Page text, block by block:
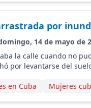
por
14 de mayo de
la calle cuando no
por levantarse del
en Cuba Mujeres